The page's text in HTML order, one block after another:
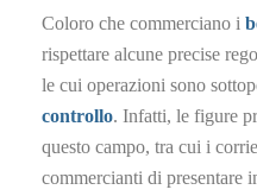
Coloro che commerciano i
rispettare alcune precise
le cui operazioni sono
controllo. Infatti, le figure
questo campo, tra cui i
commercianti di presentare